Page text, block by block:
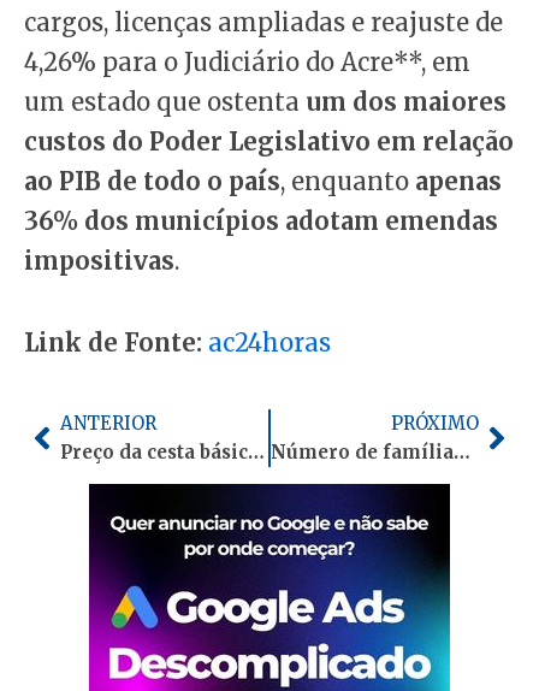
cargos, licenças ampliadas e reajuste de
4,26% para o Judiciário do Acre**, em
um estado que ostenta um dos maiores
custos do Poder Legislativo em relação
ao PIB de todo o país, enquanto apenas
36% dos municípios adotam emendas
impositivas.
Link de Fonte: ac24horas
Anterior
ANTERIOR
Preço da cesta básica sobe 9,1% e atinge maior valor histórico em Rio Branco
PRÓXIMO
Número de famílias endividadas volta a crescer e bate recorde no Acre